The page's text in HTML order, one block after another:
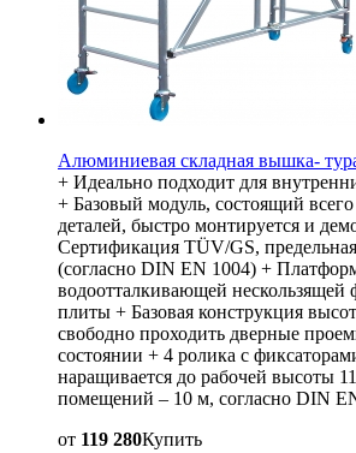
Алюминиевая складная вышка-
+ Идеально подходит для
+ Базовый модуль, состоящий
деталей, быстро монтируется и
Сертификация TÜV/GS,
(согласно DIN EN 1004) +
водоотталкивающей нескользящей
плиты + Базовая конструкция
свободно проходить дверные
состоянии + 4 ролика с
наращивается до рабочей высоты
помещений – 10 м, согласно DIN
от 119 280Купить